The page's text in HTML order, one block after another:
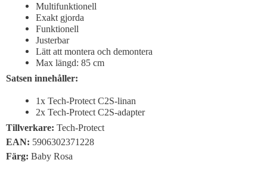
Multifunktionell
Exakt gjorda
Funktionell
Justerbar
Lätt att montera och demontera
Max längd: 85 cm
Satsen innehåller:
1x Tech-Protect C2S-linan
2x Tech-Protect C2S-adapter
Tillverkare: Tech-Protect
EAN: 5906302371228
Färg: Baby Rosa